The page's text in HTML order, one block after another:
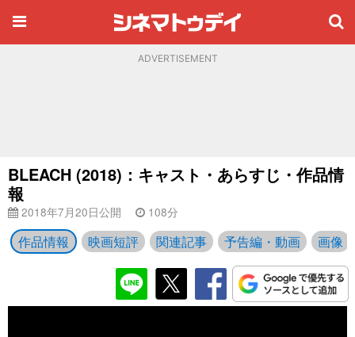
ADVERTISEMENT
BLEACH (2018)：キャスト・あらすじ・作品情
報
2018年7月20日公開 108分
作品情報 映画短評 関連記事 予告編・動画 画像